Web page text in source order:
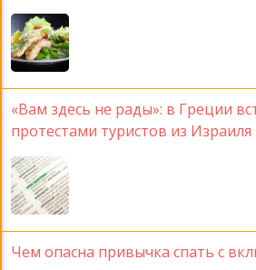
«Вам здесь не рады»: в Греции
протестами туристов из Израиля
Чем опасна привычка спать с